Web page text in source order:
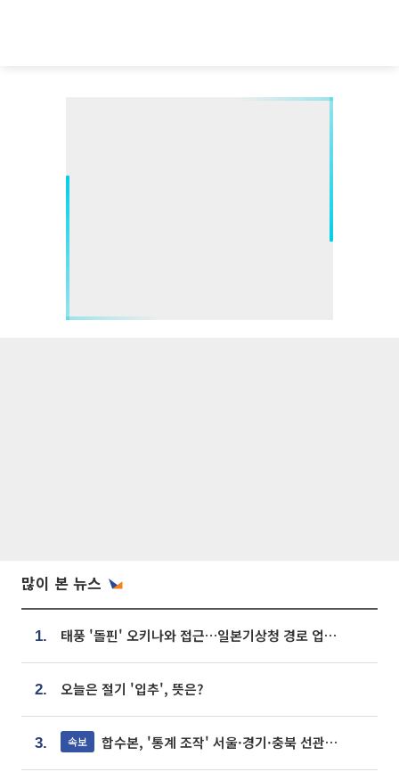
많이 본 뉴스
1. 태풍 '돌핀' 오키나와 접근…일본기상청 경로 업데이트
2. 오늘은 절기 '입추', 뜻은?
3. 속보 합수본, '통계 조작' 서울·경기·충북 선관위 등 추가 압수수색